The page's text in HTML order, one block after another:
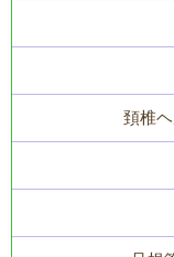
頚椎